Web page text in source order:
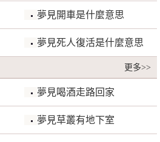
夢見開車是什麼意思
夢見死人復活是什麼意思
更多>>
夢見喝酒走路回家
夢見草叢有地下室